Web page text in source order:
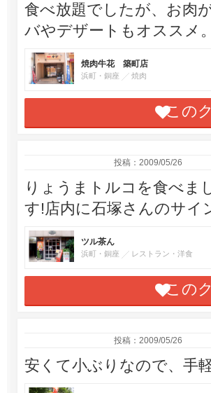
食べ放題でしたが、お肉
バやデザートもオススメ
焼肉牛花 築町店
浜町・銅座 焼肉
この
投稿：2009/05/26
りょうまトルコを食べま
す!店内に石塚さんのサ
ツル茶ん
浜町・銅座 レストラン・洋食
この
投稿：2009/05/26
安くて小ぶりなので、手